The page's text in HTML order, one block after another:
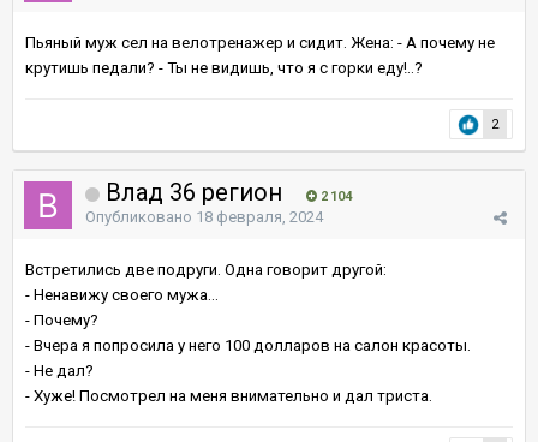
Пьяный муж сел на велотренажер и сидит. Жена: - А почему не
крутишь педали? - Ты не видишь, что я с горки еду!..?
2
Влад 36 регион 2 104
Опубликовано 18 февраля, 2024
Встретились две подруги. Одна говорит другой:
- Ненавижу своего мужа…
- Почему?
- Вчера я попросила у него 100 долларов на салон красоты.
- Не дал?
- Хуже! Посмотрел на меня внимательно и дал триста.